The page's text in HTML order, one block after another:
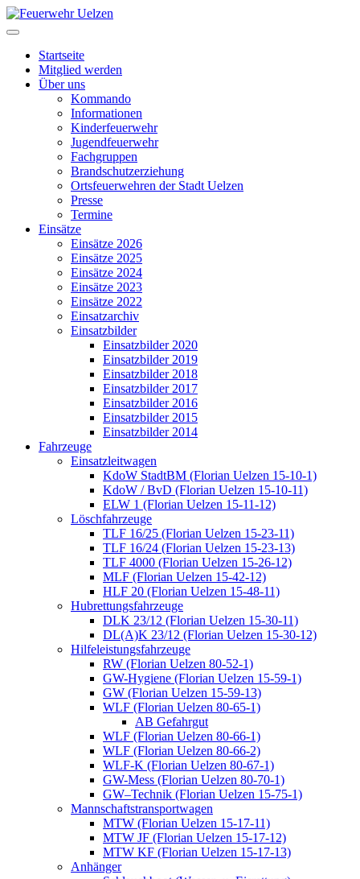
Startseite
Mitglied werden
Über uns
Kommando
Informationen
Kinderfeuerwehr
Jugendfeuerwehr
Fachgruppen
Brandschutzerziehung
Ortsfeuerwehren der Stadt Uelzen
Presse
Termine
Einsätze
Einsätze 2026
Einsätze 2025
Einsätze 2024
Einsätze 2023
Einsätze 2022
Einsatzarchiv
Einsatzbilder
Einsatzbilder 2020
Einsatzbilder 2019
Einsatzbilder 2018
Einsatzbilder 2017
Einsatzbilder 2016
Einsatzbilder 2015
Einsatzbilder 2014
Fahrzeuge
Einsatzleitwagen
KdoW StadtBM (Florian Uelzen 15-10-1)
KdoW / BvD (Florian Uelzen 15-10-11)
ELW 1 (Florian Uelzen 15-11-12)
Löschfahrzeuge
TLF 16/25 (Florian Uelzen 15-23-11)
TLF 16/24 (Florian Uelzen 15-23-13)
TLF 4000 (Florian Uelzen 15-26-12)
MLF (Florian Uelzen 15-42-12)
HLF 20 (Florian Uelzen 15-48-11)
Hubrettungsfahrzeuge
DLK 23/12 (Florian Uelzen 15-30-11)
DL(A)K 23/12 (Florian Uelzen 15-30-12)
Hilfeleistungsfahrzeuge
RW (Florian Uelzen 80-52-1)
GW-Hygiene (Florian Uelzen 15-59-1)
GW (Florian Uelzen 15-59-13)
WLF (Florian Uelzen 80-65-1)
AB Gefahrgut
WLF (Florian Uelzen 80-66-1)
WLF (Florian Uelzen 80-66-2)
WLF-K (Florian Uelzen 80-67-1)
GW-Mess (Florian Uelzen 80-70-1)
GW–Technik (Florian Uelzen 15-75-1)
Mannschaftstransportwagen
MTW (Florian Uelzen 15-17-11)
MTW JF (Florian Uelzen 15-17-12)
MTW KF (Florian Uelzen 15-17-13)
Anhänger